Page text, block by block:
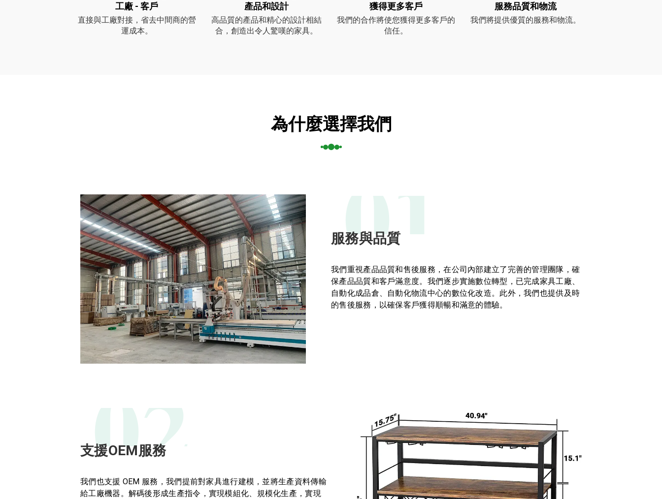
工廠 - 客戶
直接與工廠對接，省去中間商的營
運成本。
產品和設計
高品質的產品和精心的設計相結
合，創造出令人驚嘆的家具。
獲得更多客戶
我們的合作將使您獲得更多客戶的
信任。
服務品質和物流
我們將提供優質的服務和物流。
為什麼選擇我們
01
服務與品質
我們重視產品品質和售後服務，在公司內部建立了完善的管理團隊，確
保產品品質和客戶滿意度。我們逐步實施數位轉型，已完成家具工廠、
自動化成品倉、自動化物流中心的數位化改造。此外，我們也提供及時
的售後服務，以確保客戶獲得順暢和滿意的體驗。
02
支援OEM服務
我們也支援 OEM 服務，我們提前對家具進行建模，並將生產資料傳輸
給工廠機器。解碼後形成生產指令，實現模組化、規模化生產，實現